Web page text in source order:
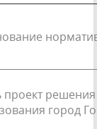
проект
город